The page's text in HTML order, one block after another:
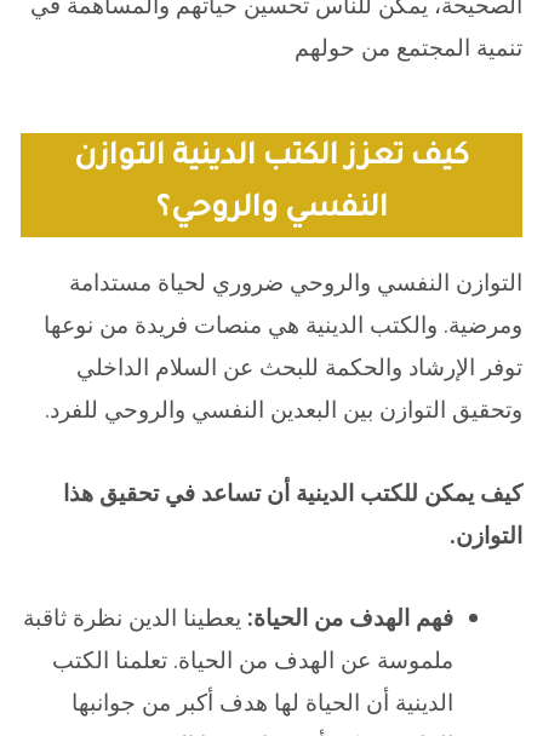
تنمية المجتمع من حولهم
كيف تعزز الكتب الدينية التوازن
النفسي والروحي؟
التوازن النفسي والروحي ضروري لحياة مستدامة
ومرضية. والكتب الدينية هي منصات فريدة من نوعها
توفر الإرشاد والحكمة للبحث عن السلام الداخلي
وتحقيق التوازن بين البعدين النفسي والروحي للفرد.
كيف يمكن للكتب الدينية أن تساعد في تحقيق هذا
التوازن.
فهم الهدف من الحياة: يعطينا الدين نظرة ثاقبة
ملموسة عن الهدف من الحياة. تعلمنا الكتب
الدينية أن الحياة لها هدف أكبر من جوانبها